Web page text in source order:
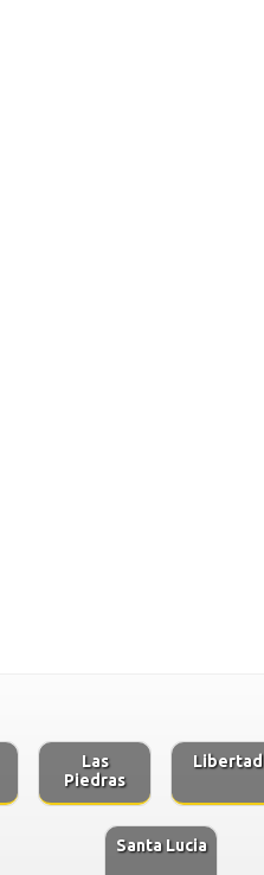
Las
Piedras
Libertad
Santa Lucia